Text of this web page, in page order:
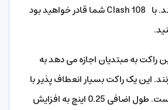
بالا بسیار عالی هستند. با Clash 108 شما قادر خواهید بود
این راکت به مبتدیان اجازه می دهد به
این یک راکت بسیار انعطاف پذیر با
کنترل و راحتی عالی است. طول اضافی 0.25 اینچ به افزایش